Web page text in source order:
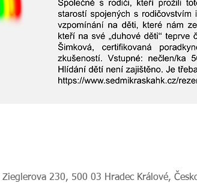
230, 500 03 Hradec Králové,